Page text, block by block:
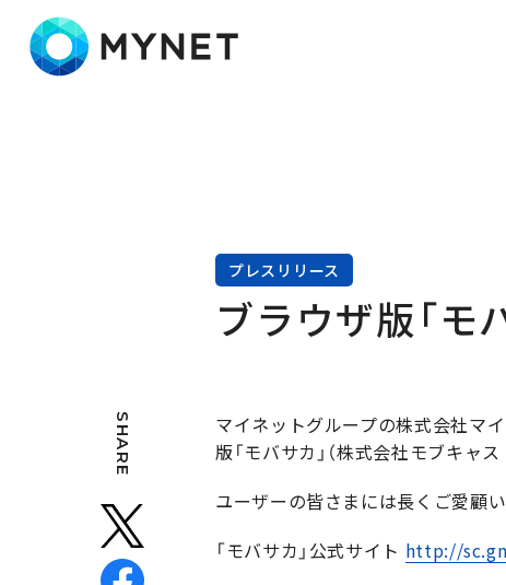
プレスリリース
ブラウザ版「モ
SHARE
マイネットグループの株式会社マイ
版「モバサカ」（株式会社モブキャ
ユーザーの皆さまには長くご愛顧
「モバサカ」公式サイト http://